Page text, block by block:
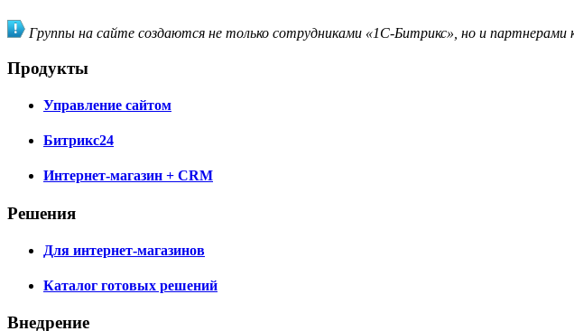
Группы на сайте создаются не только сотрудниками «1С-Битрикс», но и
Продукты
Управление сайтом
Битрикс24
Интернет-магазин + CRM
Решения
Для интернет-магазинов
Каталог готовых решений
Внедрение